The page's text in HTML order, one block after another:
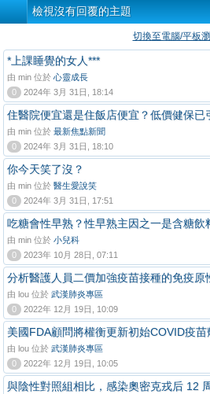
檢視沒有回覆的主題
切換至電腦/平板
*上課睡覺的女人***
由 min 位於 心靈成長
0
2024年 3月 31日, 18:14
住醫院便宜還是住飯店便宜？低價健保
由 min 位於 最新焦點新聞
0
2024年 3月 31日, 18:10
你今天笑了沒？
由 min 位於 醫生愛說笑
0
2024年 3月 31日, 17:51
吃糖會性早熟？性早熟主因之一是含糖飲
由 min 位於 小兒科
0
2023年 10月 28日, 07:11
分析醫護人員二價加強疫苗接種的免疫原
由 lou 位於 武漢肺炎專區
0
2022年 12月 19日, 10:09
美國FDA顧問將權衡更新初始COVID疫苗
由 lou 位於 武漢肺炎專區
0
2022年 12月 19日, 10:05
與陰性對照組相比，感染奧密克戎后 12